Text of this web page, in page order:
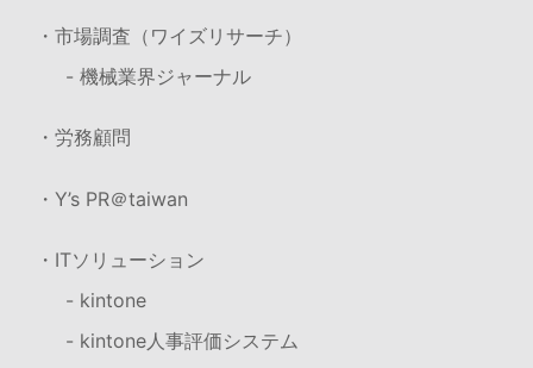
・市場調査（ワイズリサーチ）
- 機械業界ジャーナル
・労務顧問
・Y’s PR＠taiwan
・ITソリューション
- kintone
- kintone人事評価システム